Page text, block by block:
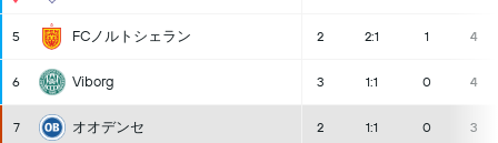
5 FCノルトシェラン 2 2:1 1 4
6 Viborg 3 1:1 0 4
7 オオデンセ 2 1:1 0 3